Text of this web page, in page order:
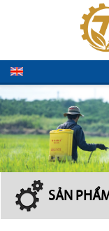
SẢN